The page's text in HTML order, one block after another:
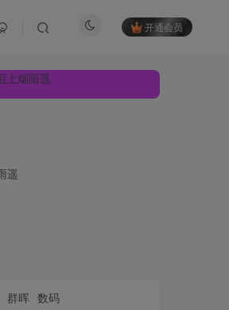
开通会员
群晖 数码